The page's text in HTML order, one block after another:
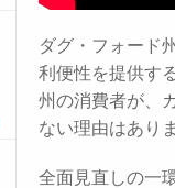
ダグ・フォード
利便性を提供す
州の消費者が、
ない理由はあり
全面見直しの一